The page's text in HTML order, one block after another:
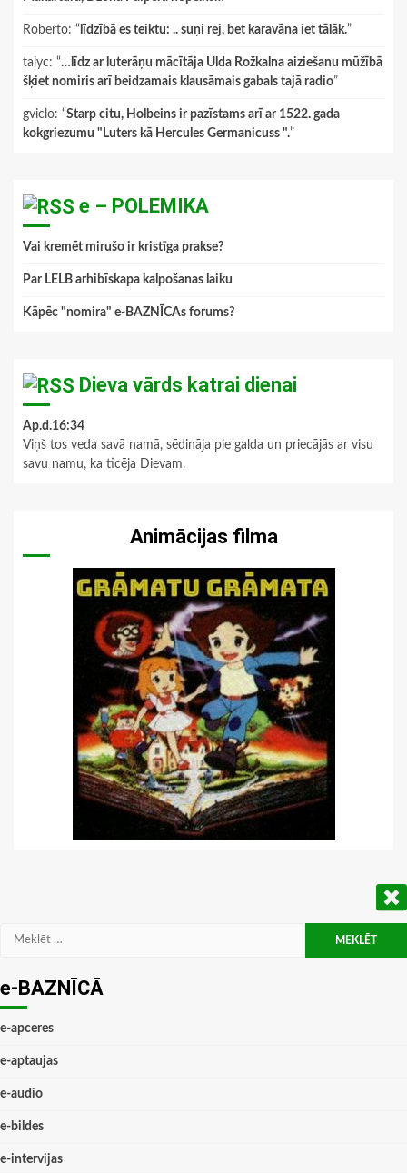
Roberto: “ līdzībā es teiktu: .. suņi rej, bet karavāna iet tālāk.”
talyc: “…līdz ar luterāņu mācītāja Ulda Rožkalna aiziešanu mūžībā
šķiet nomiris arī beidzamais klausāmais gabals tajā radio”
gviclo: “Starp citu, Holbeins ir pazīstams arī ar 1522. gada
kokgriezumu "Luters kā Hercules Germanicuss ".”
e – POLEMIKA
Vai kremēt mirušo ir kristīga prakse?
Par LELB arhibīskapa kalpošanas laiku
Kāpēc "nomira" e-BAZNĪCAs forums?
Dieva vārds katrai dienai
Ap.d.16:34
Viņš tos veda savā namā, sēdināja pie galda un priecājās ar visu
savu namu, ka ticēja Dievam.
Animācijas filma
Meklēt:
e-BAZNĪCĀ
e-apceres
e-aptaujas
e-audio
e-bildes
e-intervijas